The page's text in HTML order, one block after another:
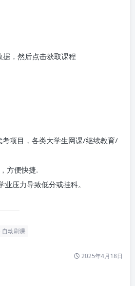
，然后点击获取课程
项目，各类大学生网课/继续教育/
方便快捷.
压力导致低分或挂科。
自动刷课
2025年4月18日